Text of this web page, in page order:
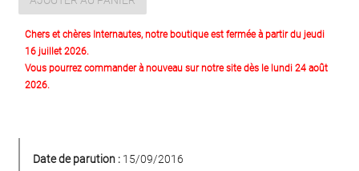
Chers et chères Internautes, notre boutique est fermée à partir du jeudi
16 juillet 2026.
Vous pourrez commander à nouveau sur notre site dès le lundi 24 août
2026.
Date de parution : 15/09/2016